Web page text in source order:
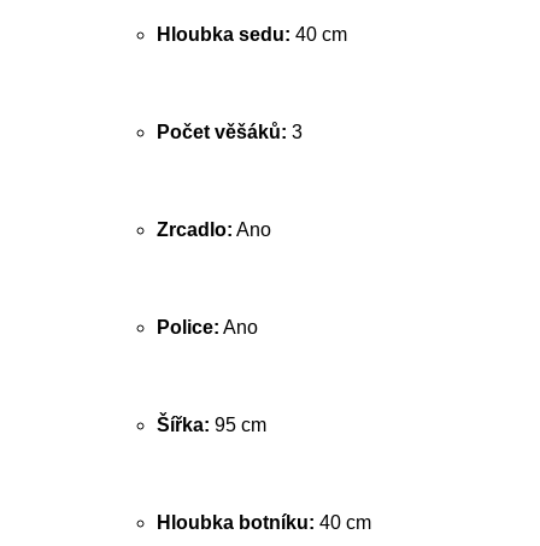
Hloubka sedu: 40 cm
Počet věšáků: 3
Zrcadlo: Ano
Police: Ano
Šířka: 95 cm
Hloubka botníku: 40 cm